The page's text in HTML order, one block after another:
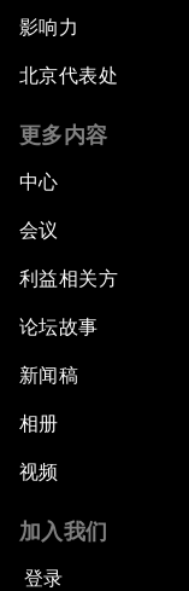
影响力
北京代表处
更多内容
中心
会议
利益相关方
论坛故事
新闻稿
相册
视频
加入我们
登录